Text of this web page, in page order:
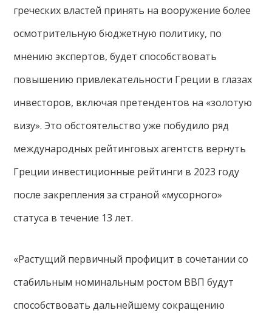
греческих властей принять на вооружение более
осмотрительную бюджетную политику, по
мнению экспертов, будет способствовать
повышению привлекательности Греции в глазах
инвесторов, включая претендентов на «золотую
визу». Это обстоятельство уже побудило ряд
международных рейтинговых агентств вернуть
Греции инвестиционные рейтинги в 2023 году
после закрепления за страной «мусорного»
статуса в течение 13 лет.
«Растущий первичный профицит в сочетании со
стабильным номинальным ростом ВВП будут
способствовать дальнейшему сокращению